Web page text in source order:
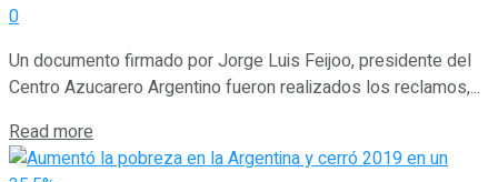
0
Un documento firmado por Jorge Luis Feijoo, presidente del
Centro Azucarero Argentino fueron realizados los reclamos,...
Read more